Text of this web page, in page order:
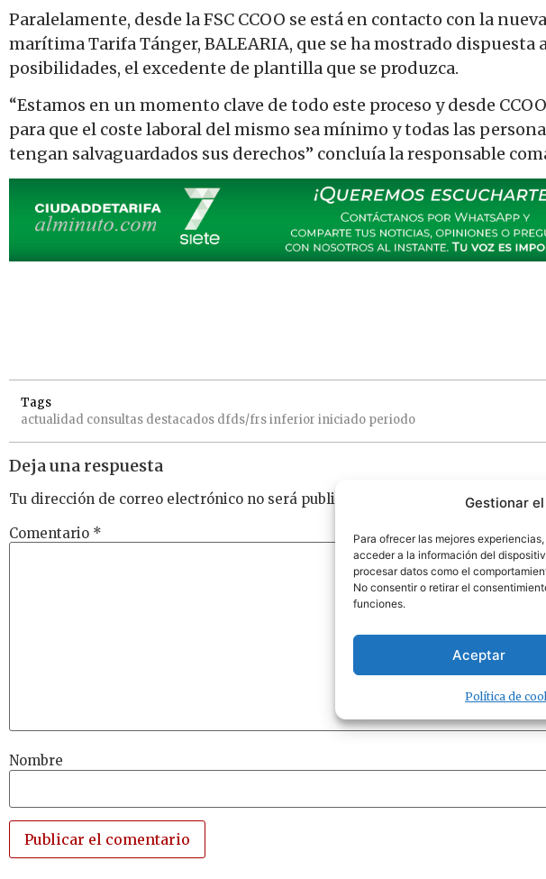
Gestionar
Para ofrecer las mejores
acceder a la información del
procesar datos como el
No consentir o retirar el
funciones.
Aceptar
Política de
Paralelamente, desde la FSC CCOO se está en contacto con la
marítima Tarifa Tánger, BALEARIA, que se ha mostrado dispuesta
posibilidades, el excedente de plantilla que se produzca.
“Estamos en un momento clave de todo este proceso y desde
para que el coste laboral del mismo sea mínimo y todas las
tengan salvaguardados sus derechos” concluía la responsable
Tags
actualidad consultas destacados dfds/frsinferior iniciado periodo
Deja una respuesta
Tu dirección de correo electrónico no será publicada. Los campos
Comentario *
Nombre